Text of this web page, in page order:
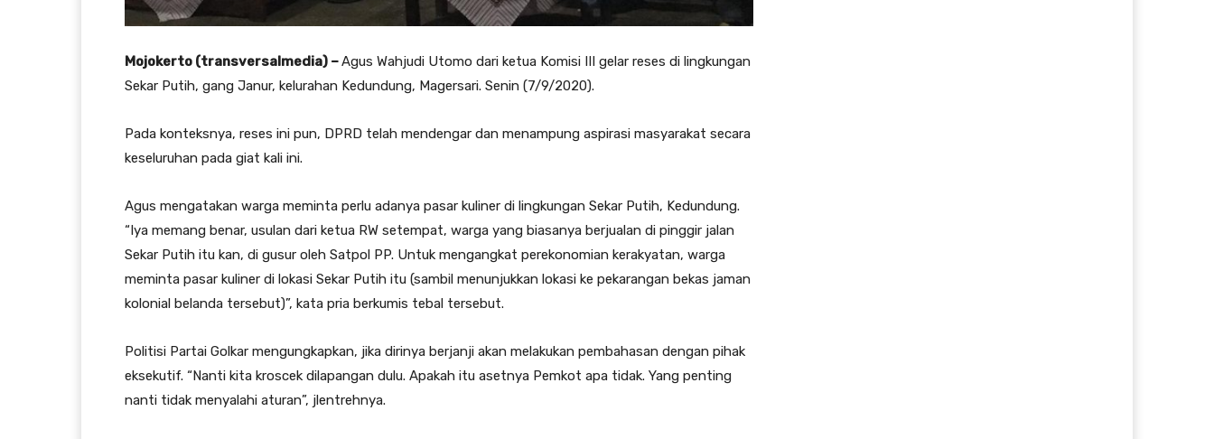
Mojokerto (transversalmedia) –Agus Wahjudi Utomo dari ketua Komisi III gelar reses di lingkungan
Sekar Putih, gang Janur, kelurahan Kedundung, Magersari. Senin (7/9/2020).
Pada konteksnya, reses ini pun, DPRD telah mendengar dan menampung aspirasi masyarakat secara
keseluruhan pada giat kali ini.
Agus mengatakan warga meminta perlu adanya pasar kuliner di lingkungan Sekar Putih, Kedundung.
“Iya memang benar, usulan dari ketua RW setempat, warga yang biasanya berjualan di pinggir jalan
Sekar Putih itu kan, di gusur oleh Satpol PP. Untuk mengangkat perekonomian kerakyatan, warga
meminta pasar kuliner di lokasi Sekar Putih itu (sambil menunjukkan lokasi ke pekarangan bekas jaman
kolonial belanda tersebut)”, kata pria berkumis tebal tersebut.
Politisi Partai Golkar mengungkapkan, jika dirinya berjanji akan melakukan pembahasan dengan pihak
eksekutif. “Nanti kita kroscek dilapangan dulu. Apakah itu asetnya Pemkot apa tidak. Yang penting
nanti tidak menyalahi aturan”, jlentrehnya.